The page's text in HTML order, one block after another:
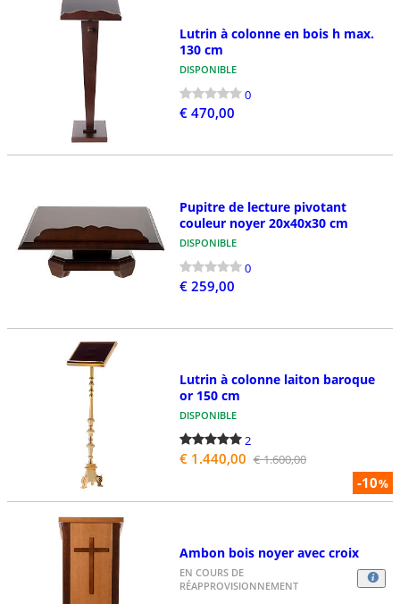
Lutrin à colonne en bois h max.
130 cm
DISPONIBLE
0
€ 470,00
Pupitre de lecture pivotant
couleur noyer 20x40x30 cm
DISPONIBLE
0
€ 259,00
-10%
Lutrin à colonne laiton baroque
or 150 cm
DISPONIBLE
2
€ 1.440,00 € 1.600,00
Ambon bois noyer avec croix
EN COURS DE
RÉAPPROVISIONNEMENT